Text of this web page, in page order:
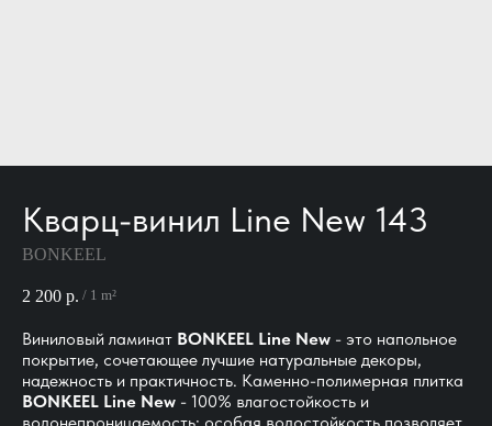
Кварц-винил Line New 143
BONKEEL
2 200 р. / 1 m²
Виниловый ламинат BONKEEL Line New - это напольное
покрытие, сочетающее лучшие натуральные декоры,
надежность и практичность. Каменно-полимерная плитка
BONKEEL Line New - 100% влагостойкость и